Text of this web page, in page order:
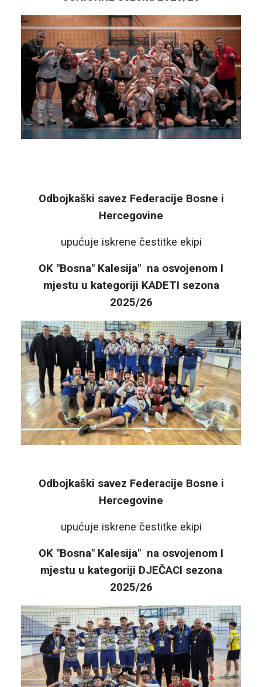
Odbojkaški savez Federacije Bosne i
Hercegovine
upućuje iskrene čestitke ekipi
OK "Bosna" Kalesija" na osvojenom I
mjestu u kategoriji KADETI sezona
2025/26
Odbojkaški savez Federacije Bosne i
Hercegovine
upućuje iskrene čestitke ekipi
OK "Bosna" Kalesija" na osvojenom I
mjestu u kategoriji DJEČACI sezona
2025/26